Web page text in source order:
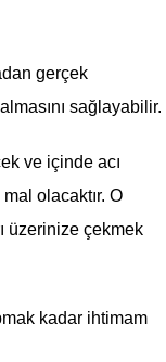
gerçek
sağlayabilir.
ve içinde acı
olacaktır. O
üzerinize çekmek
kadar ihtimam